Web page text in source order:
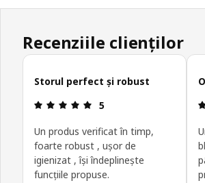
Recenziile clienților
Omite recenziile clienților
Storul perfect și robust
Prezentare generală: 5
5
Un produs verificat în timp,
foarte robust , ușor de
igienizat , își îndeplinește
funcțiile propuse.